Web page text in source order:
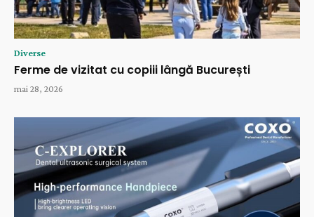
Diverse
Ferme de vizitat cu copiii lângă București
mai 28, 2026